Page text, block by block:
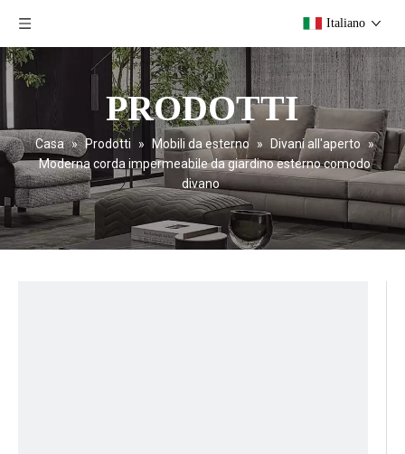
Italiano
PRODOTTI
Casa » Prodotti » Mobili da esterno » Divani all'aperto
»
Moderna corda impermeabile da giardino esterno comodo
divano